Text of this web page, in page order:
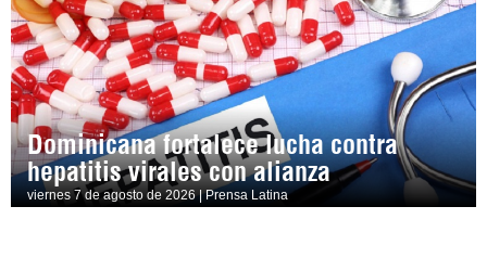
Dominicana fortalece lucha contra
hepatitis virales con alianza
viernes 7 de agosto de 2026 | Prensa Latina